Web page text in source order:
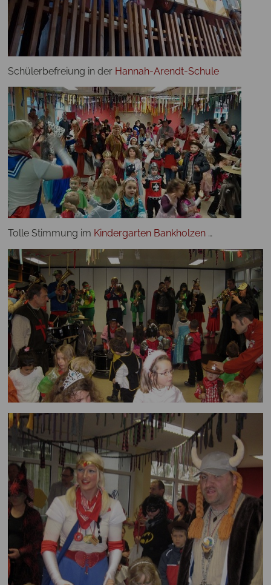
Schülerbefreiung in der Hannah-Arendt-Schule
Tolle Stimmung im Kindergarten Bankholzen …